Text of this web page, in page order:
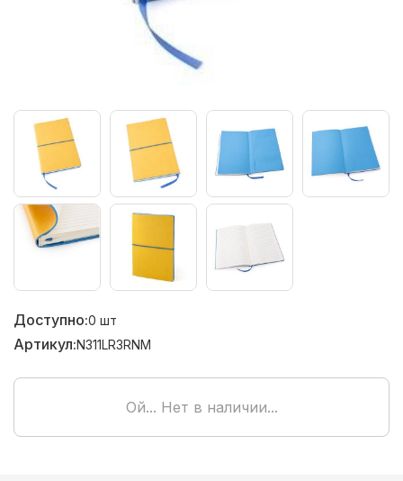
Доступно:0 шт
Артикул:N311LR3RNM
Ой... Нет в наличии...